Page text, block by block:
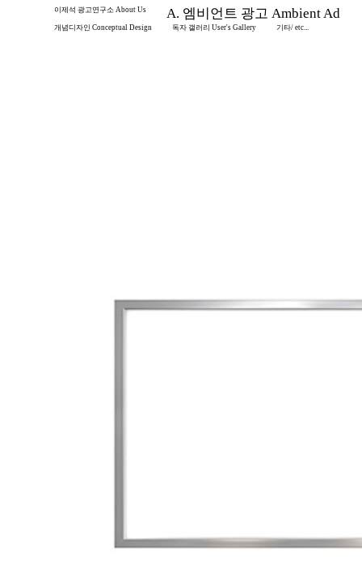
이제석 광고연구소 About Us A. 엠비언트 광고 Ambient Ad
개념디자인 Conceptual Design 독자 갤러리 User's Gallery 기타/ etc...